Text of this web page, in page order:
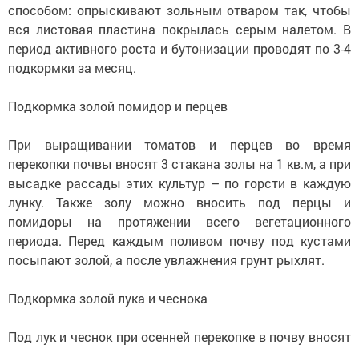
способом: опрыскивают зольным отваром так, чтобы
вся листовая пластина покрылась серым налетом. В
период активного роста и бутонизации проводят по 3-4
подкормки за месяц.
Подкормка золой помидор и перцев
При выращивании томатов и перцев во время
перекопки почвы вносят 3 стакана золы на 1 кв.м, а при
высадке рассады этих культур – по горсти в каждую
лунку. Также золу можно вносить под перцы и
помидоры на протяжении всего вегетационного
периода. Перед каждым поливом почву под кустами
посыпают золой, а после увлажнения грунт рыхлят.
Подкормка золой лука и чеснока
Под лук и чеснок при осенней перекопке в почву вносят